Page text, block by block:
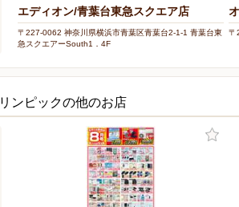
エディオン/青葉台東急スクエア店
〒227-0062 神奈川県横浜市青葉区青葉台2-1-1 青葉台東
急スクエアーSouth1．4F
〒
ンピックの他のお店